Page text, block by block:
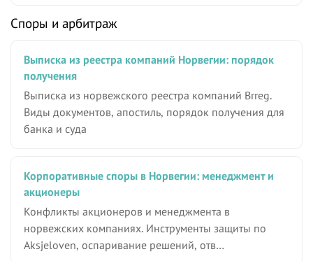
Споры и арбитраж
Выписка из реестра компаний Норвегии: порядок
получения
Выписка из норвежского реестра компаний Brreg.
Виды документов, апостиль, порядок получения для
банка и суда
Корпоративные споры в Норвегии: менеджмент и
акционеры
Конфликты акционеров и менеджмента в
норвежских компаниях. Инструменты защиты по
Aksjeloven, оспаривание решений, отв…